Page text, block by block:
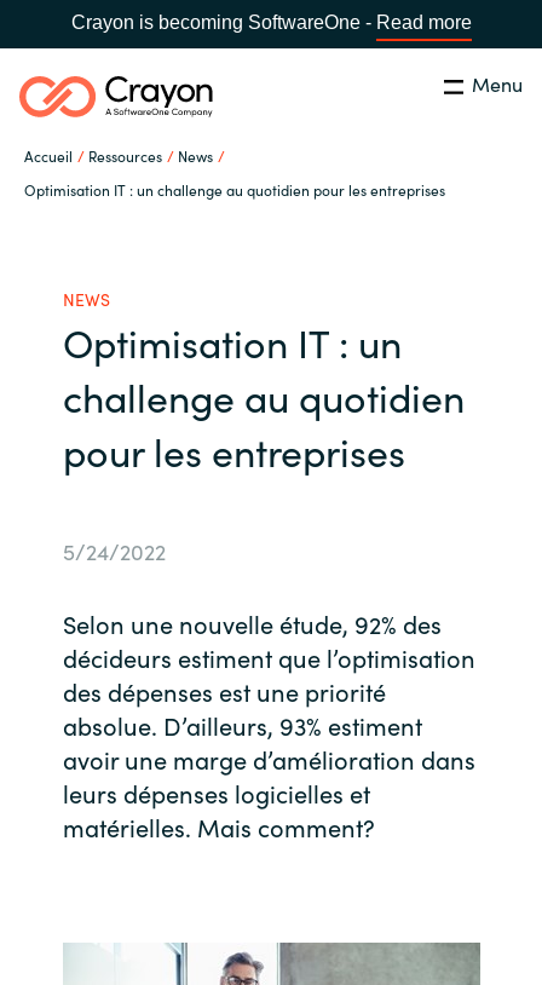
Crayon is becoming SoftwareOne - Read more
Menu
Accueil Ressources
News
Optimisation IT : un challenge au quotidien pour les entreprises
Global site
Africa
Australia
Czechia
Denmark
Estonia
Finland
Germany
Rechercher Fermer
Notre expertise
Ressources
A propos de Crayon
Carrières
NEWS
Optimisation IT : un
challenge au quotidien
pour les entreprises
5/24/2022
Selon une nouvelle étude, 92% des
décideurs estiment que l’optimisation
des dépenses est une priorité
absolue. D’ailleurs, 93% estiment
avoir une marge d’amélioration dans
leurs dépenses logicielles et
matérielles. Mais comment?